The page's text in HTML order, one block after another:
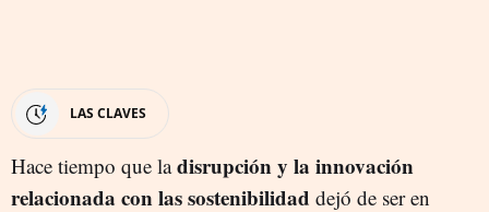
LAS CLAVES
Hace tiempo que ladisrupción y la innovación
relacionada con las sostenibilidad dejó de ser en